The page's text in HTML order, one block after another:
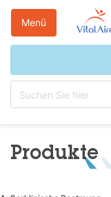
Menü
Produkte